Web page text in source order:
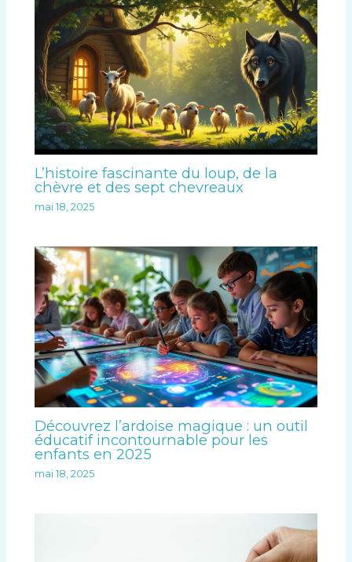
L’histoire fascinante du loup, de la
chèvre et des sept chevreaux
mai 18, 2025
Découvrez l’ardoise magique : un outil
éducatif incontournable pour les
enfants en 2025
mai 18, 2025